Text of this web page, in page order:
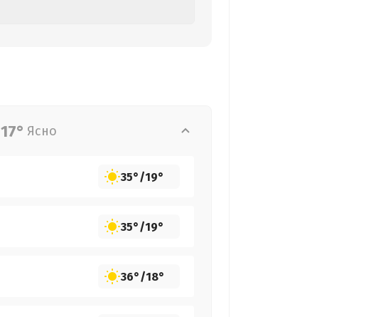
17° Ясно
35°/19°
35°/19°
36°/18°